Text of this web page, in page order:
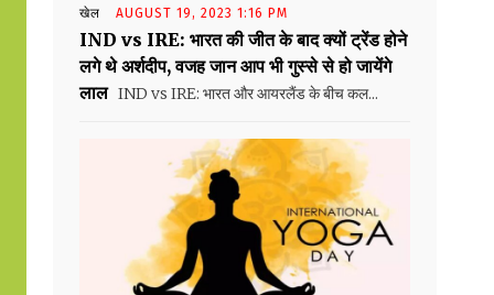
खेल AUGUST 19, 2023 1:16 PM
IND vs IRE: भारत की जीत के बाद क्यों ट्रेंड होने
लगे थे अर्शदीप, वजह जान आप भी गुस्से से हो जायेंगे
लाल IND vs IRE: भारत और आयरलैंड के बीच कल...